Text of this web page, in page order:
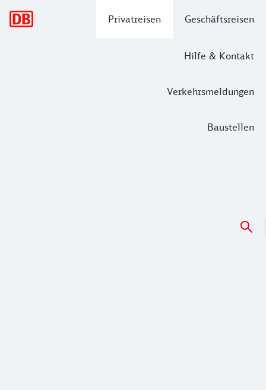
Privatreisen Geschäftsreisen
Hilfe & Kontakt
Verkehrsmeldungen
Baustellen